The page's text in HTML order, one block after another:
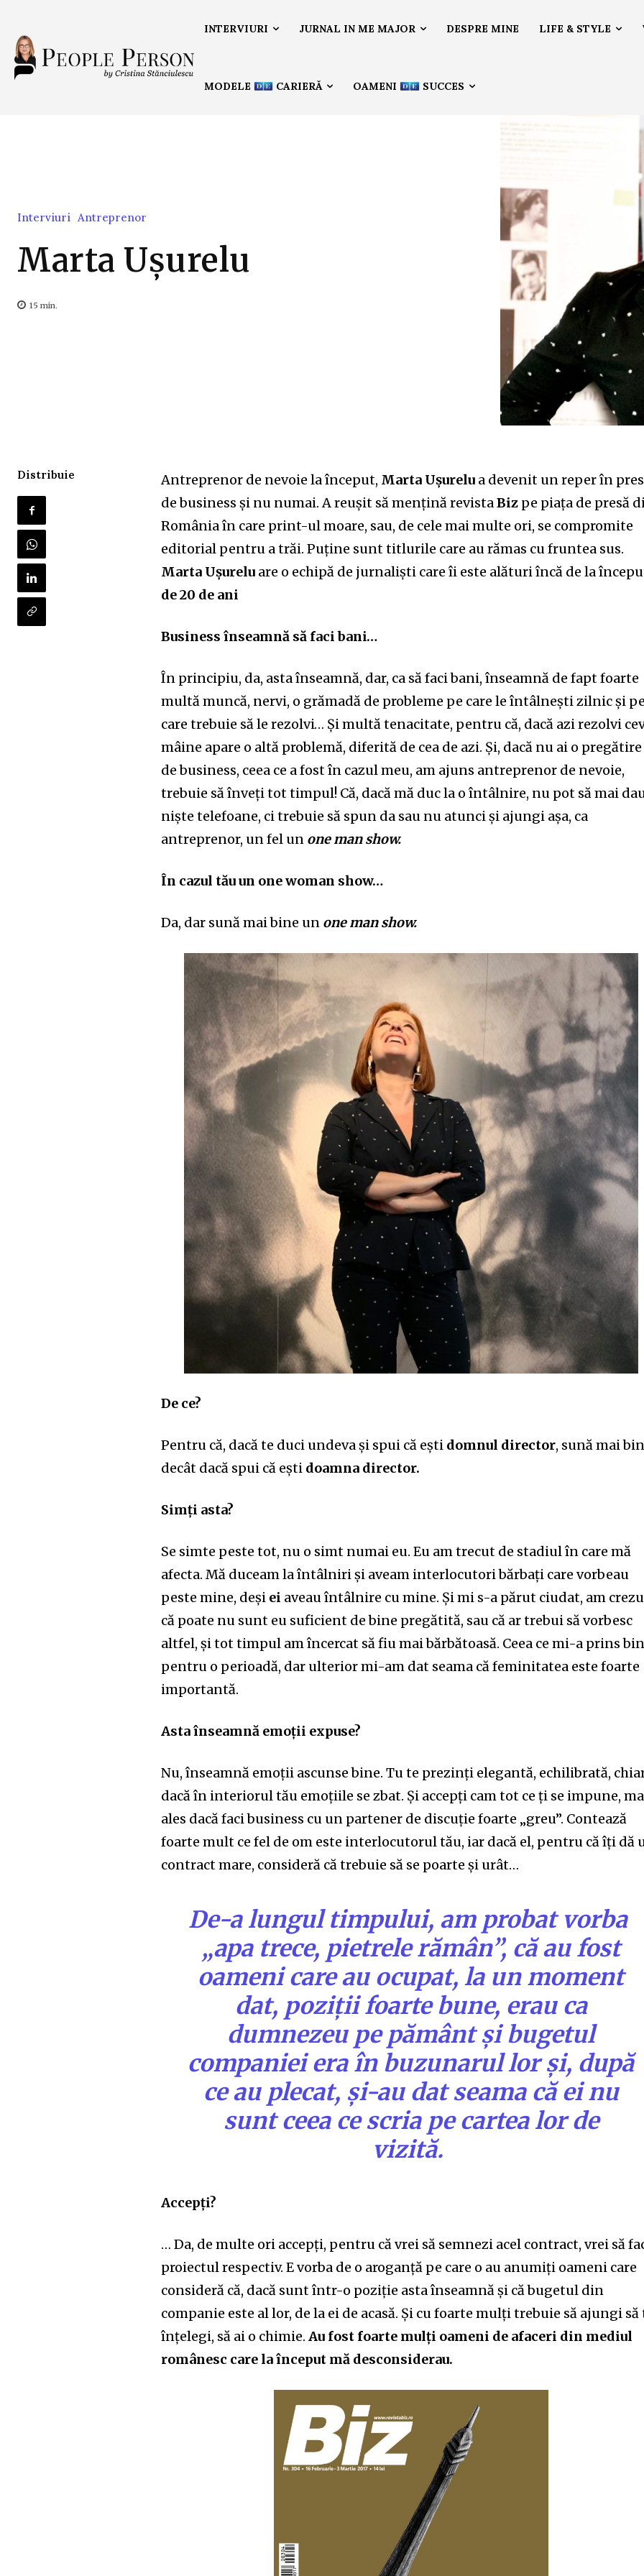
INTERVIURI JURNAL IN ME MAJOR DESPRE MINE LIFE & STYLE
MODELE CARIERĂ OAMENI SUCCES
Interviuri Antreprenor
Marta Ușurelu
15 min.
Distribuie Antreprenor de nevoie la început, Marta Ușurelu a devenit un reper în
de business și nu numai. A reușit să mențină revistaBiz pe piața de presă
România în care print-ul moare, sau, de cele mai multe ori, se compromite
editorial pentru a trăi. Puține sunt titlurile care au rămas cu fruntea sus.
Marta Ușurelu are o echipă de jurnaliști care îi este alături încă de la
de 20 de ani
Business înseamnă să faci bani…
În principiu, da, asta înseamnă, dar, ca să faci bani, înseamnă de fapt foarte
multă muncă, nervi, o grămadă de probleme pe care le întâlnești zilnic și
care trebuie să le rezolvi… Și multă tenacitate, pentru că, dacă azi rezolvi
mâine apare o altă problemă, diferită de cea de azi. Și, dacă nu ai o pregătire
de business, ceea ce a fost în cazul meu, am ajuns antreprenor de nevoie,
trebuie să înveți tot timpul! Că, dacă mă duc la o întâlnire, nu pot să mai
niște telefoane, ci trebuie să spun da sau nu atunci și ajungi așa, ca
antreprenor, un fel un one man show.
În cazul tău un one woman show…
Da, dar sună mai bine un one man show.
De ce?
Pentru că, dacă te duci undeva și spui că ești domnul director, sună mai
decât dacă spui că ești doamna director.
Simți asta?
Se simte peste tot, nu o simt numai eu. Eu am trecut de stadiul în care mă
afecta. Mă duceam la întâlniri și aveam interlocutori bărbați care vorbeau
peste mine, deși ei aveau întâlnire cu mine. Și mi s-a părut ciudat, am
că poate nu sunt eu suficient de bine pregătită, sau că ar trebui să vorbesc
altfel, și tot timpul am încercat să fiu mai bărbătoasă. Ceea ce mi-a prins
pentru o perioadă, dar ulterior mi-am dat seama că feminitatea este foarte
importantă.
Asta înseamnă emoții expuse?
Nu, înseamnă emoții ascunse bine. Tu te prezinți elegantă, echilibrată,
dacă în interiorul tău emoțiile se zbat. Și accepți cam tot ce ți se impune,
ales dacă faci business cu un partener de discuție foarte „greu”. Contează
foarte mult ce fel de om este interlocutorul tău, iar dacă el, pentru că îți dă
contract mare, consideră că trebuie să se poarte și urât…
De-a lungul timpului, am probat vorba
„apa trece, pietrele rămân”, că au fost
oameni care au ocupat, la un moment
dat, poziții foarte bune, erau ca
dumnezeu pe pământ și bugetul
companiei era în buzunarul lor și, după
ce au plecat, și-au dat seama că ei nu
sunt ceea ce scria pe cartea lor de
vizită.
Accepți?
… Da, de multe ori accepți, pentru că vrei să semnezi acel contract, vrei să
proiectul respectiv. E vorba de o aroganță pe care o au anumiți oameni care
consideră că, dacă sunt într-o poziție asta înseamnă și că bugetul din
companie este al lor, de la ei de acasă. Și cu foarte mulți trebuie să ajungi să
înțelegi, să ai o chimie. Au fost foarte mulți oameni de afaceri din mediul
românesc care la început mă desconsiderau.